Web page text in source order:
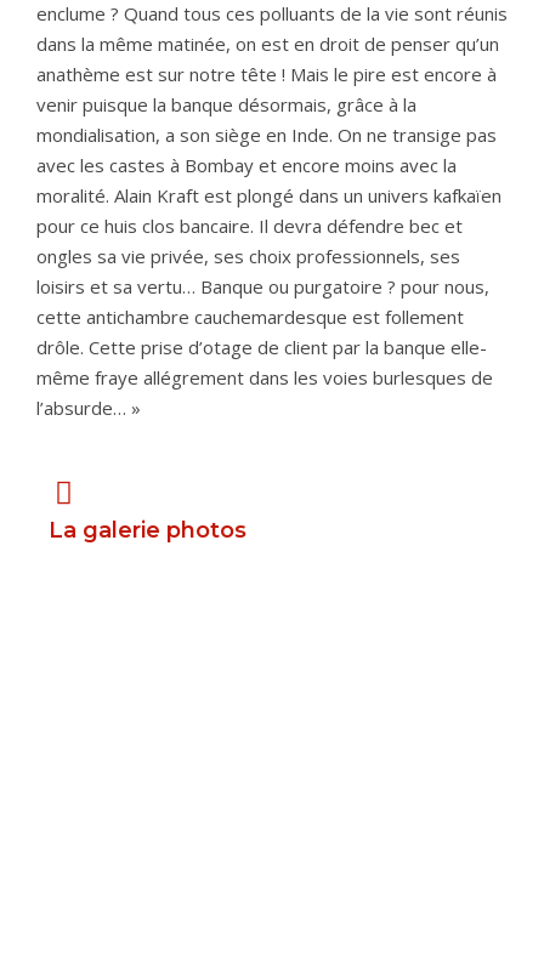
enclume ? Quand tous ces polluants de la vie sont réunis
dans la même matinée, on est en droit de penser qu’un
anathème est sur notre tête ! Mais le pire est encore à
venir puisque la banque désormais, grâce à la
mondialisation, a son siège en Inde. On ne transige pas
avec les castes à Bombay et encore moins avec la
moralité. Alain Kraft est plongé dans un univers kafkaïen
pour ce huis clos bancaire. Il devra défendre bec et
ongles sa vie privée, ses choix professionnels, ses
loisirs et sa vertu… Banque ou purgatoire ? pour nous,
cette antichambre cauchemardesque est follement
drôle. Cette prise d’otage de client par la banque elle-
même fraye allégrement dans les voies burlesques de
l’absurde… »
La galerie photos